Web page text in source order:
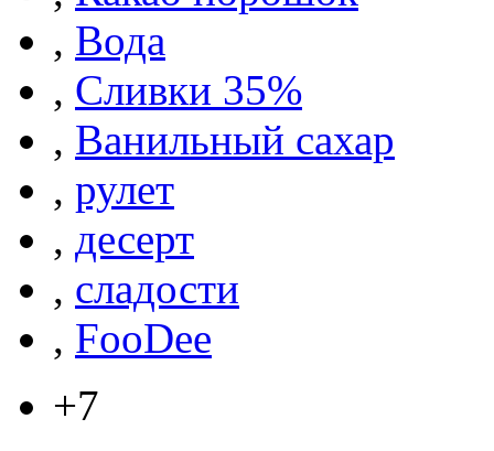
, Вода
, Сливки 35%
, Ванильный сахар
, рулет
, десерт
, сладости
, FooDee
+7